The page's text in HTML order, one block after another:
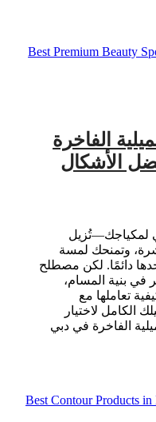
الفاخرة
الأشكال
لمكياجك—تُزيل
وتمنحك لمسة
دائمًا. لكن مصطلح
بنية المسام،
تعاملها مع
الكامل لاختيار
الفاخرة في دبي